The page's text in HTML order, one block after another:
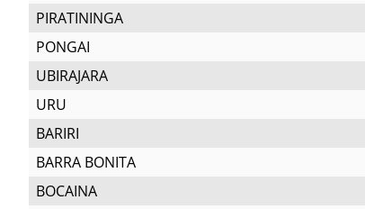
PIRATININGA
PONGAI
UBIRAJARA
URU
BARIRI
BARRA BONITA
BOCAINA